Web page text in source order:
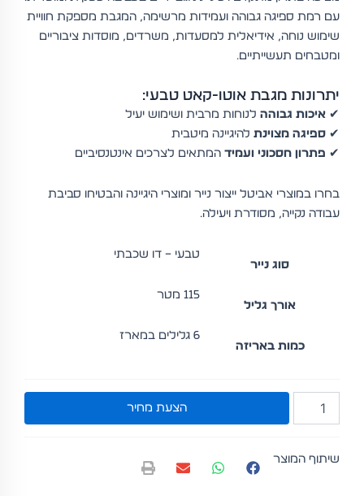
עם רמת ספיגה גבוהה ועמידות מרשימה, המגבת מספקת חוויית
שימוש נוחה, אידיאלית למסעדות, משרדים, מוסדות ציבוריים
ומטבחים תעשייתיים.
יתרונות מגבת אוטו-קאט טבעי:
✔ איכות גבוהה לנוחות מרבית ושימוש יעיל
✔ ספיגה מצוינת להיגיינה מיטבית
✔ פתרון חסכוני ועמיד המתאים לצרכים אינטנסיביים
בחרו במוצרי אביטל ייצור נייר ומוצרי היגיינה והבטיחו סביבת
עבודה נקייה, מסודרת ויעילה.
סוג נייר
טבעי – דו שכבתי
אורך גליל
115 מטר
כמות באריזה
6 גלילים במארז
טבעי
הצעת מחיר
שיתוף המוצר